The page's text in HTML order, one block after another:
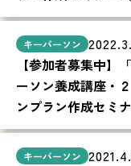
【参加者募集中
ーソン養成講座・
ンプラン作成セミ